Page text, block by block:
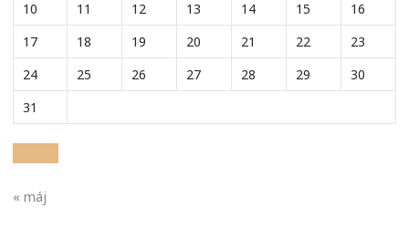
10
11 12 13 14 15
16
17
18 19 20 21 22
23
24
25 26 27 28 29
30
31
« máj